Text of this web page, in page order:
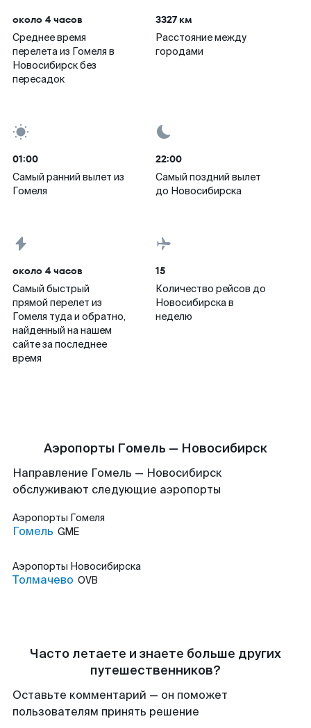
около 4 часов
Среднее время
перелета из Гомеля в
Новосибирск без
пересадок
3327 км
Расстояние между
городами
01:00
Самый ранний вылет из
Гомеля
22:00
Самый поздний вылет
до Новосибирска
около 4 часов
Самый быстрый
прямой перелет из
Гомеля туда и обратно,
найденный на нашем
сайте за последнее
время
15
Количество рейсов до
Новосибирска в
неделю
Аэропорты Гомель — Новосибирск
Направление Гомель — Новосибирск
обслуживают следующие аэропорты
Аэропорты Гомеля
Гомель GME
Аэропорты Новосибирска
Толмачево OVB
Часто летаете и знаете больше других
путешественников?
Оставьте комментарий — он поможет
пользователям принять решение